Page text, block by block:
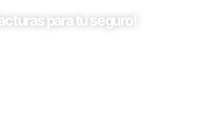
para tu seguro!